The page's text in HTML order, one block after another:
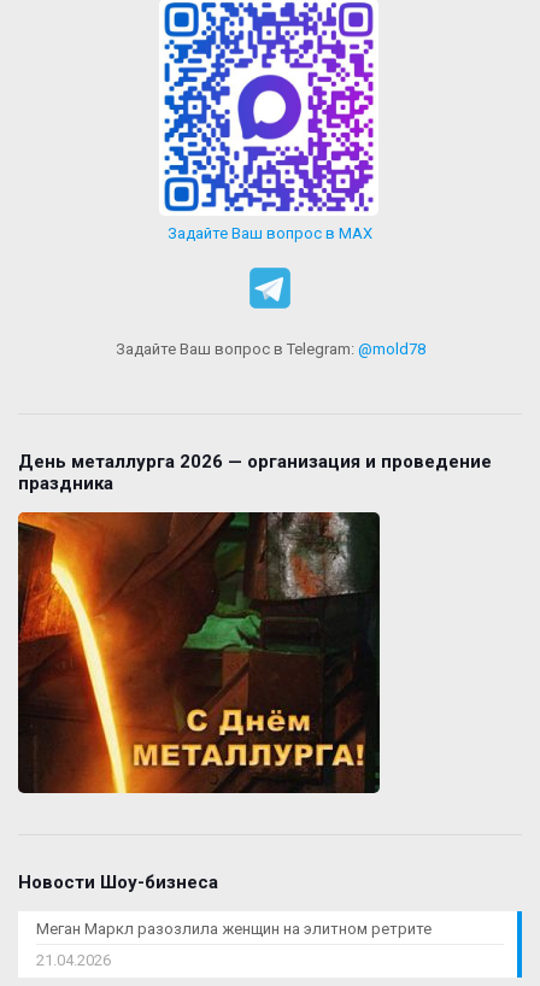
Задайте Ваш вопрос в MAX
Задайте Ваш вопрос в Telegram: @mold78
День металлурга 2026 — организация и проведение
праздника
Новости Шоу-бизнеса
Меган Маркл разозлила женщин на элитном ретрите
21.04.2026